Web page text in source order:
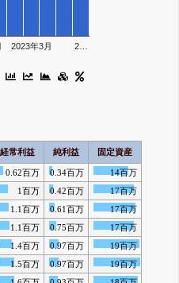
2023年3月 2…
経常利益 純利益 固定資産
0.62百万 0.34百万
14百万
1百万 0.42百万
17百万
1.1百万 0.61百万
17百万
1.1百万 0.75百万
17百万
1.4百万 0.97百万
19百万
1.5百万 0.97百万
19百万